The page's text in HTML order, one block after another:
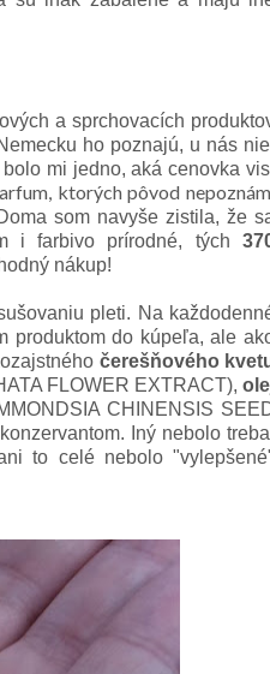
a sprchovacích
ho poznajú, u nás
mi jedno, aká cenovka
ktorých pôvod
som navyše zistila, že
i farbivo prírodné, tých
nákup!
pleti. Na
produktom do kúpeľa, ale
čerešňového
FLOWER EXTRACT),
CHINENSIS
Iný nebolo
to celé nebolo